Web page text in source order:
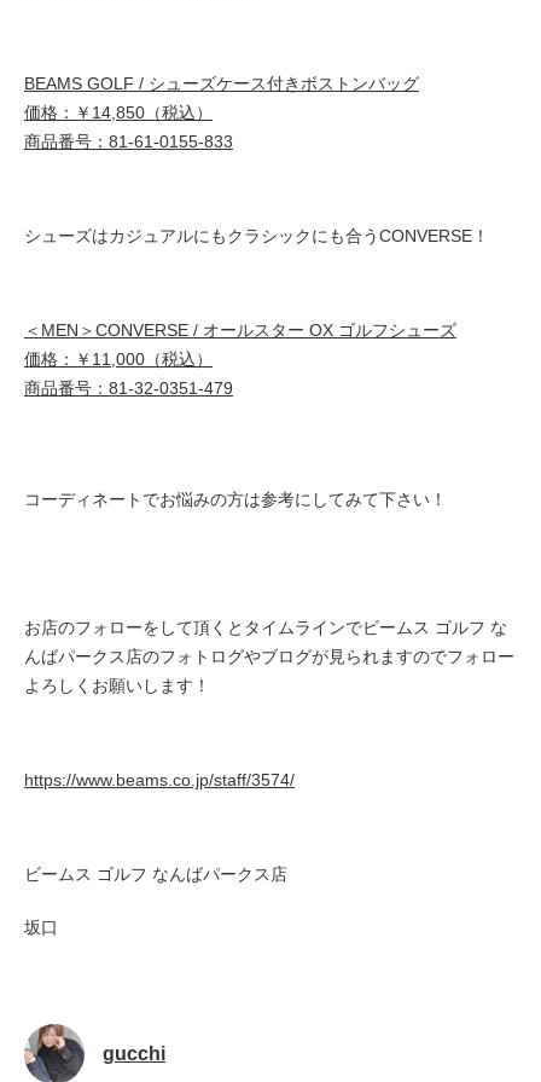
BEAMS GOLF / シューズケース付きボストンバッグ
価格：￥14,850（税込）
商品番号：81-61-0155-833
シューズはカジュアルにもクラシックにも合うCONVERSE！
＜MEN＞CONVERSE / オールスター OX ゴルフシューズ
価格：￥11,000（税込）
商品番号：81-32-0351-479
コーディネートでお悩みの方は参考にしてみて下さい！
お店のフォローをして頂くとタイムラインでビームス ゴルフ な
んばパークス店のフォトログやブログが見られますのでフォロー
よろしくお願いします！
https://www.beams.co.jp/staff/3574/
ビームス ゴルフ なんばパークス店
坂口
gucchi